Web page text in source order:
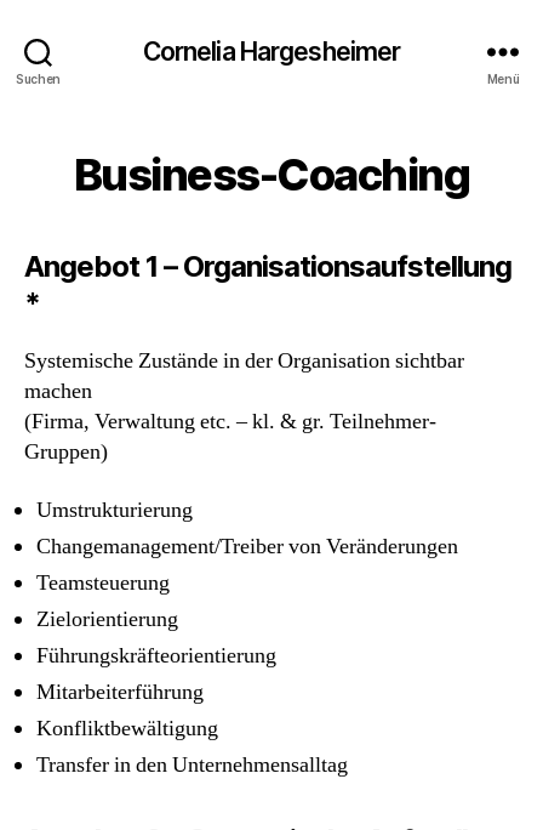
Suchen
Cornelia Hargesheimer
Menü
Business-Coaching
Angebot 1 – Organisationsaufstellung
*
Systemische Zustände in der Organisation sichtbar
machen
(Firma, Verwaltung etc. – kl. & gr. Teilnehmer-
Gruppen)
Umstrukturierung
Changemanagement/Treiber von Veränderungen
Teamsteuerung
Zielorientierung
Führungskräfteorientierung
Mitarbeiterführung
Konfliktbewältigung
Transfer in den Unternehmensalltag